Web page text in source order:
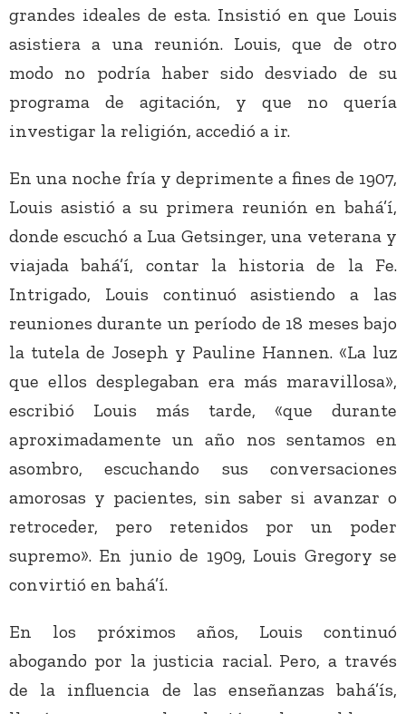
grandes ideales de esta. Insistió en que Louis
asistiera a una reunión. Louis, que de otro
modo no podría haber sido desviado de su
programa de agitación, y que no quería
investigar la religión, accedió a ir.
En una noche fría y deprimente a fines de 1907,
Louis asistió a su primera reunión en bahá’í,
donde escuchó a Lua Getsinger, una veterana y
viajada bahá’í, contar la historia de la Fe.
Intrigado, Louis continuó asistiendo a las
reuniones durante un período de 18 meses bajo
la tutela de Joseph y Pauline Hannen. «La luz
que ellos desplegaban era más maravillosa»,
escribió Louis más tarde, «que durante
aproximadamente un año nos sentamos en
asombro, escuchando sus conversaciones
amorosas y pacientes, sin saber si avanzar o
retroceder, pero retenidos por un poder
supremo». En junio de 1909, Louis Gregory se
convirtió en bahá’í.
En los próximos años, Louis continuó
abogando por la justicia racial. Pero, a través
de la influencia de las enseñanzas bahá’ís,